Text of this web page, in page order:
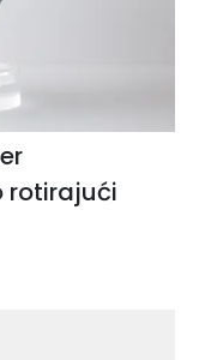
rotirajući